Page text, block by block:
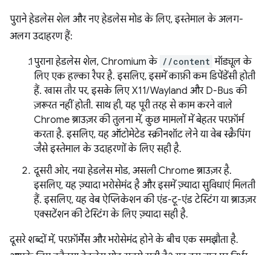
पुराने हेडलेस शेल और नए हेडलेस मोड के लिए, इस्तेमाल के अलग-
अलग उदाहरण हैं:
पुराना हेडलेस शेल, Chromium के //content मॉड्यूल के
लिए एक हल्का रैपर है. इसलिए, इसमें काफ़ी कम डिपेंडेंसी होती
हैं. खास तौर पर, इसके लिए X11/Wayland और D-Bus की
ज़रूरत नहीं होती. साथ ही, यह पूरी तरह से काम करने वाले
Chrome ब्राउज़र की तुलना में, कुछ मामलों में बेहतर परफ़ॉर्म
करता है. इसलिए, यह ऑटोमेटेड स्क्रीनशॉट लेने या वेब स्क्रैपिंग
जैसे इस्तेमाल के उदाहरणों के लिए सही है.
दूसरी ओर, नया हेडलेस मोड, असली Chrome ब्राउज़र है.
इसलिए, यह ज़्यादा भरोसेमंद है और इसमें ज़्यादा सुविधाएं मिलती
हैं. इसलिए, यह वेब ऐप्लिकेशन की एंड-टू-एंड टेस्टिंग या ब्राउज़र
एक्सटेंशन की टेस्टिंग के लिए ज़्यादा सही है.
दूसरे शब्दों में, परफ़ॉर्मेंस और भरोसेमंद होने के बीच एक समझौता है.